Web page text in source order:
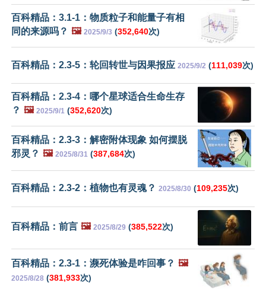
百科精品：3.1-1：物质粒子和能量子有相
同的来源吗？ 🖼️ 2025/9/3 (352,640次)
百科精品：2.3-5：轮回转世与因果报应 2025/9/2 (111,039次)
百科精品：2.3-4：哪个星球适合生命生存
？ 🖼️ 2025/9/1 (352,620次)
百科精品：2.3-3：解密附体现象 如何摆脱
邪灵？ 🖼️ 2025/8/31 (387,684次)
百科精品：2.3-2：植物也有灵魂？ 2025/8/30 (109,235次)
百科精品：前言 🖼️ 2025/8/29 (385,522次)
百科精品：2.3-1：濒死体验是咋回事？ 🖼️
2025/8/28 (381,933次)